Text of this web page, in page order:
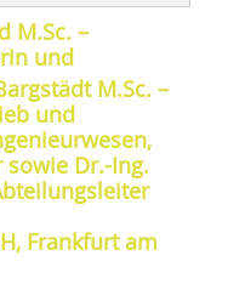
M.Sc. –
und
M.Sc. –
und
Dr.-Ing.
Frankfurt am